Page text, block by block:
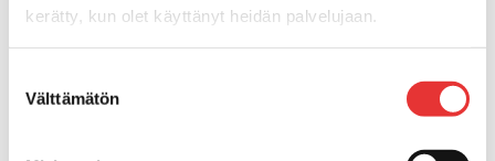
kerätty, kun olet käyttänyt heidän palvelujaan.
valinta
Välttämätön
Listat ja kansikatteet
Muut tarvikkeet